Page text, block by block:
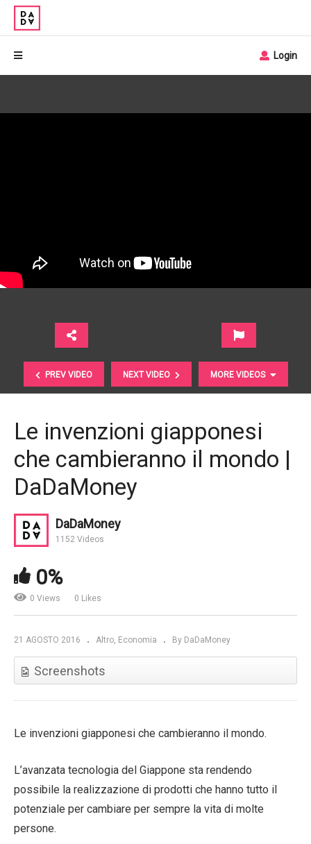
Login
PREV VIDEO NEXT VIDEO MORE VIDEOS
Le invenzioni giapponesi
che cambieranno il mondo |
DaDaMoney
DaDaMoney
1152 Videos
0%
0 Views 0 Likes
21 AGOSTO 2016 Altro Economia By DaDaMoney
Screenshots
Le invenzioni giapponesi che cambieranno il mondo.
L’avanzata tecnologia del Giappone sta rendendo
possibile la realizzazione di prodotti che hanno tutto il
potenziale per cambiare per sempre la vita di molte
persone.